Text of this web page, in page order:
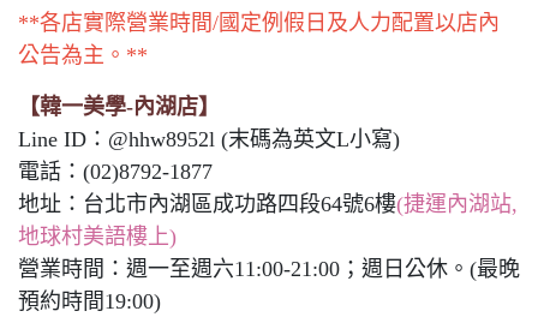
**各店實際營業時間/國定例假日及人力配置以店內
公告為主。**
【韓一美學-內湖店】
Line ID：@hhw8952l (末碼為英文L小寫)
電話：(02)8792-1877
地址：台北市內湖區成功路四段64號6樓(捷運內湖站,
地球村美語樓上)
營業時間：週一至週六11:00-21:00；週日公休。(最晚
預約時間19:00)